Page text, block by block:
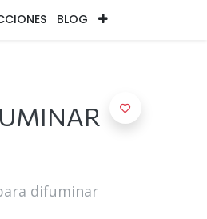
BLOG
difuminar